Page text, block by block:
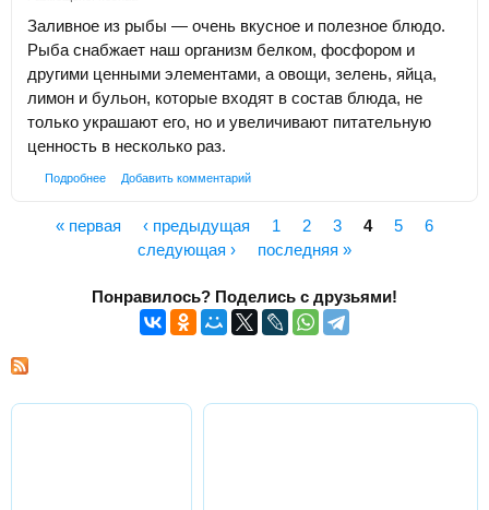
Заливное из рыбы — очень вкусное и полезное блюдо.
Рыба снабжает наш организм белком, фосфором и
другими ценными элементами, а овощи, зелень, яйца,
лимон и бульон, которые входят в состав блюда, не
только украшают его, но и увеличивают питательную
ценность в несколько раз.
Подробнее Добавить комментарий
« первая ‹ предыдущая 1 2 3 4 5
6
следующая ›
последняя »
Понравилось? Поделись с друзьями!